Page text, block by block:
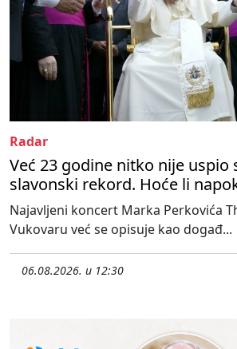
Radar
Već 23 godine nitko nije uspio
slavonski rekord. Hoće li
Najavljeni koncert Marka Perkovića
Vukovaru već se opisuje kao događ...
06.08.2026. u 12:30